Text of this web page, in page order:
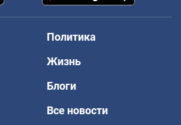
Политика
Жизнь
Блоги
Все новости